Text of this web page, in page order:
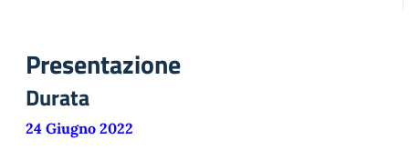
Presentazione
Durata
24 Giugno 2022